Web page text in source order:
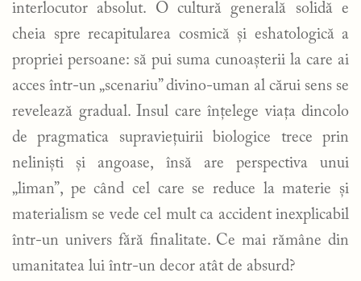
interlocutor absolut. O cultură generală solidă e
cheia spre recapitularea cosmică și eshatologică a
propriei persoane: să pui suma cunoașterii la care ai
acces într-un „scenariu” divino-uman al cărui sens se
revelează gradual. Insul care înțelege viața dincolo
de pragmatica supraviețuirii biologice trece prin
neliniști și angoase, însă are perspectiva unui
„liman”, pe când cel care se reduce la materie și
materialism se vede cel mult ca accident inexplicabil
într-un univers fără finalitate. Ce mai rămâne din
umanitatea lui într-un decor atât de absurd?